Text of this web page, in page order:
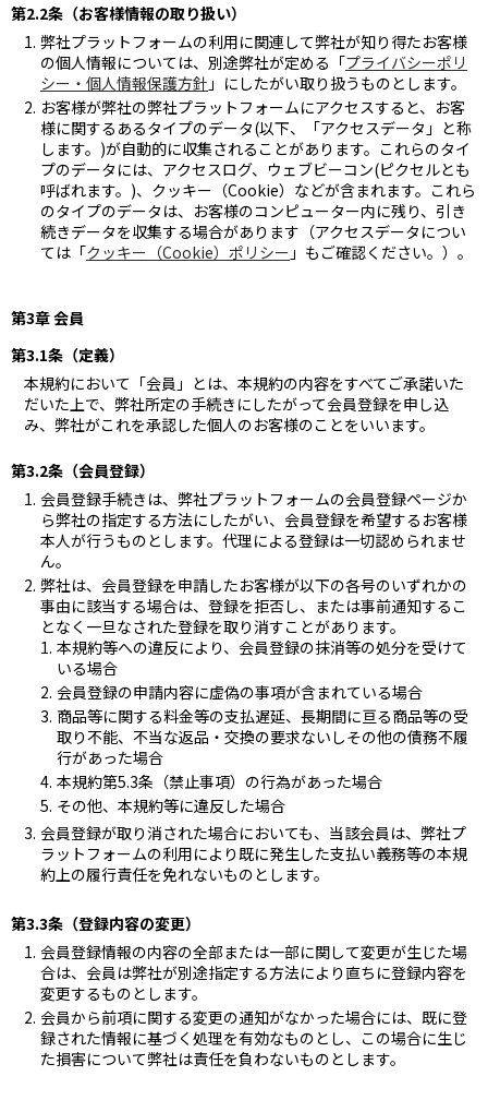
第2.2条（お客様情報の取り扱い）
弊社プラットフォームの利用に関連して弊社が知り得たお客様
の個人情報については、別途弊社が定める「プライバシーポリ
シー・個人情報保護方針 」にしたがい取り扱うものとします。
お客様が弊社の弊社プラットフォームにアクセスすると、お客
様に関するあるタイプのデータ(以下、「アクセスデータ」と称
します。)が自動的に収集されることがあります。これらのタイ
プのデータには、アクセスログ、ウェブビーコン(ピクセルとも
呼ばれます。)、クッキー（Cookie）などが含まれます。これら
のタイプのデータは、お客様のコンピューター内に残り、引き
続きデータを収集する場合があります（アクセスデータについ
ては「クッキー（Cookie）ポリシー 」もご確認ください。）。
第3章 会員
第3.1条（定義）
本規約において「会員」とは、本規約の内容をすべてご承諾いた
だいた上で、弊社所定の手続きにしたがって会員登録を申し込
み、弊社がこれを承認した個人のお客様のことをいいます。
第3.2条（会員登録）
会員登録手続きは、弊社プラットフォームの会員登録ページか
ら弊社の指定する方法にしたがい、会員登録を希望するお客様
本人が行うものとします。代理による登録は一切認められませ
ん。
弊社は、会員登録を申請したお客様が以下の各号のいずれかの
事由に該当する場合は、登録を拒否し、または事前通知するこ
となく一旦なされた登録を取り消すことがあります。
本規約等への違反により、会員登録の抹消等の処分を受けて
いる場合
会員登録の申請内容に虚偽の事項が含まれている場合
商品等に関する料金等の支払遅延、長期間に亘る商品等の受
取り不能、不当な返品・交換の要求ないしその他の債務不履
行があった場合
本規約第5.3条（禁止事項）の行為があった場合
その他、本規約等に違反した場合
会員登録が取り消された場合においても、当該会員は、弊社プ
ラットフォームの利用により既に発生した支払い義務等の本規
約上の履行責任を免れないものとします。
第3.3条（登録内容の変更）
会員登録情報の内容の全部または一部に関して変更が生じた場
合は、会員は弊社が別途指定する方法により直ちに登録内容を
変更するものとします。
会員から前項に関する変更の通知がなかった場合には、既に登
録された情報に基づく処理を有効なものとし、この場合に生じ
た損害について弊社は責任を負わないものとします。